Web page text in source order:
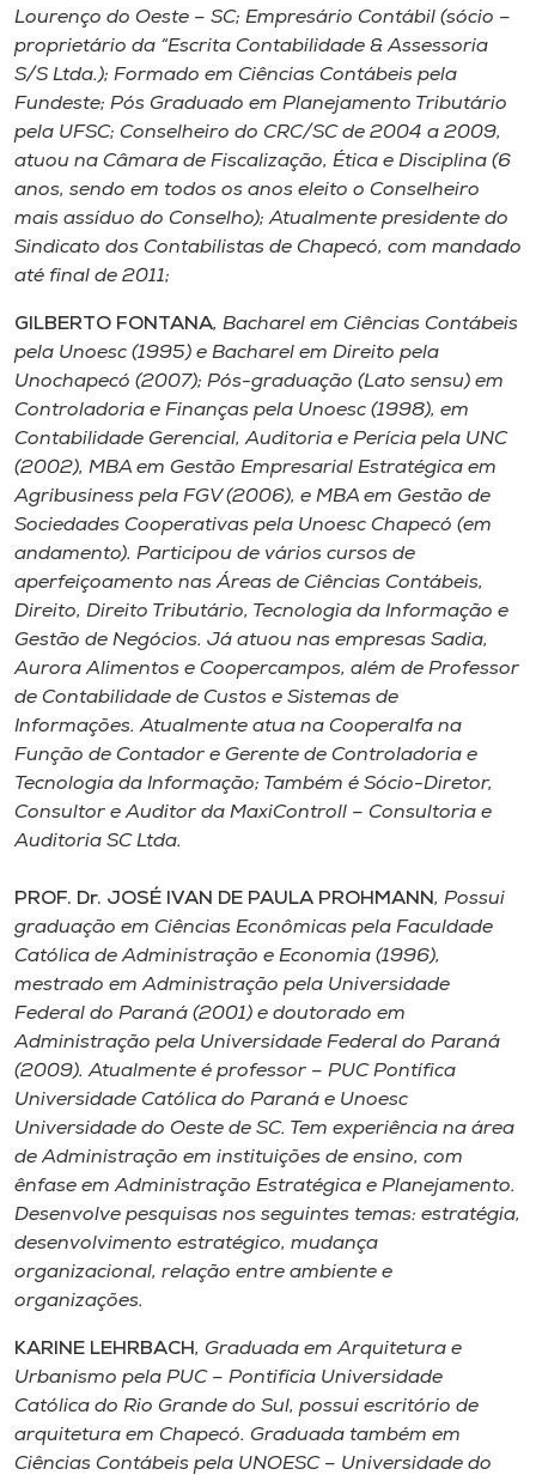
Lourenço do Oeste – SC; Empresário Contábil (sócio –
proprietário da “Escrita Contabilidade & Assessoria
S/S Ltda.); Formado em Ciências Contábeis pela
Fundeste; Pós Graduado em Planejamento Tributário
pela UFSC; Conselheiro do CRC/SC de 2004 a 2009,
atuou na Câmara de Fiscalização, Ética e Disciplina (6
anos, sendo em todos os anos eleito o Conselheiro
mais assíduo do Conselho); Atualmente presidente do
Sindicato dos Contabilistas de Chapecó, com mandado
até final de 2011;
GILBERTO FONTANA, Bacharel em Ciências Contábeis
pela Unoesc (1995) e Bacharel em Direito pela
Unochapecó (2007); Pós-graduação (Lato sensu) em
Controladoria e Finanças pela Unoesc (1998), em
Contabilidade Gerencial, Auditoria e Perícia pela UNC
(2002), MBA em Gestão Empresarial Estratégica em
Agribusiness pela FGV (2006), e MBA em Gestão de
Sociedades Cooperativas pela Unoesc Chapecó (em
andamento). Participou de vários cursos de
aperfeiçoamento nas Áreas de Ciências Contábeis,
Direito, Direito Tributário, Tecnologia da Informação e
Gestão de Negócios. Já atuou nas empresas Sadia,
Aurora Alimentos e Coopercampos, além de Professor
de Contabilidade de Custos e Sistemas de
Informações. Atualmente atua na Cooperalfa na
Função de Contador e Gerente de Controladoria e
Tecnologia da Informação; Também é Sócio-Diretor,
Consultor e Auditor da MaxiControll – Consultoria e
Auditoria SC Ltda.
PROF. Dr. JOSÉ IVAN DE PAULA PROHMANN, Possui
graduação em Ciências Econômicas pela Faculdade
Católica de Administração e Economia (1996),
mestrado em Administração pela Universidade
Federal do Paraná (2001) e doutorado em
Administração pela Universidade Federal do Paraná
(2009). Atualmente é professor – PUC Pontífica
Universidade Católica do Paraná e Unoesc
Universidade do Oeste de SC. Tem experiência na área
de Administração em instituições de ensino, com
ênfase em Administração Estratégica e Planejamento.
Desenvolve pesquisas nos seguintes temas: estratégia,
desenvolvimento estratégico, mudança
organizacional, relação entre ambiente e
organizações.
KARINE LEHRBACH, Graduada em Arquitetura e
Urbanismo pela PUC – Pontifícia Universidade
Católica do Rio Grande do Sul, possui escritório de
arquitetura em Chapecó. Graduada também em
Ciências Contábeis pela UNOESC – Universidade do